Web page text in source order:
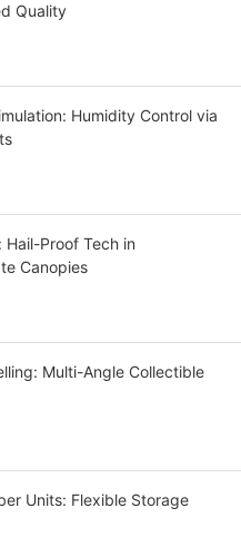
Quality
Humidity Control via
Hail-Proof Tech in
Canopies
Multi-Angle Collectible
Units: Flexible Storage